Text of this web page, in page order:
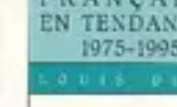
Supermarché Online
Astuces pratiques
Conseils pratiquesTendances
Comparatif
Supermarché Online